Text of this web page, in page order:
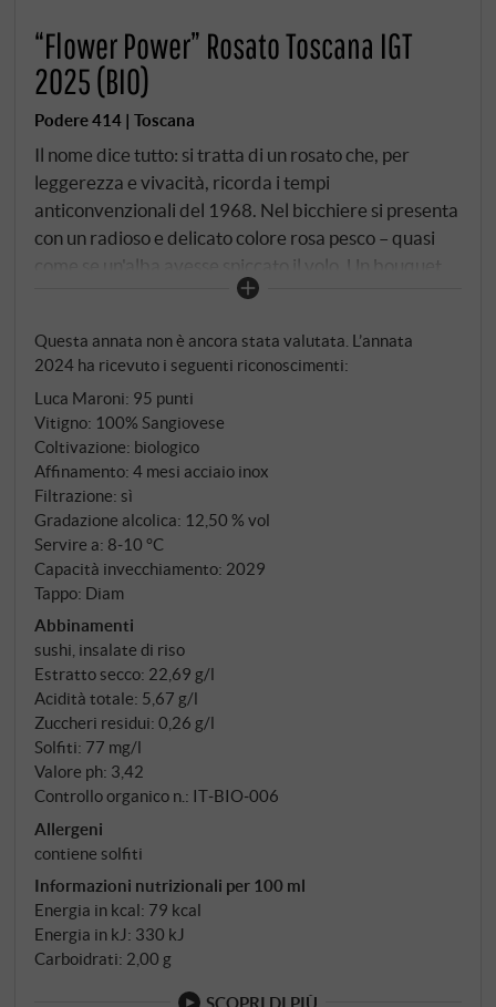
“Flower Power” Rosato Toscana IGT
2025 (BIO)
Podere 414 | Toscana
Il nome dice tutto: si tratta di un rosato che, per
leggerezza e vivacità, ricorda i tempi
anticonvenzionali del 1968. Nel bicchiere si presenta
con un radioso e delicato colore rosa pesco – quasi
come se un'alba avesse spiccato il volo. Un bouquet
floreale di pompelmo, ananas, albicocca e fiori di
rimane danzante e leggero, con un'acidità limpida e
un frutto croccante; note leggermente salate e
un'espressione di ribes rosso completano il quadro.
Non filtrato, diretto, fresco – un contrappunto
rinvigorente alla grigia vita di tutti i giorni. Flower
Power combina il Sangiovese con chiarezza riduttiva,
bevibilità e orecchiabilità – puristico, rosa e pieno di
emozioni. SUPERIORE.DE
Questa annata non è ancora stata valutata. L’annata
2024 ha ricevuto i seguenti riconoscimenti:
Luca Maroni: 95 punti
Vitigno: 100% Sangiovese
Coltivazione: biologico
Affinamento: 4 mesi acciaio inox
Filtrazione: sì
Gradazione alcolica: 12,50 % vol
Servire a: 8‑10 °C
Capacità invecchiamento: 2029
Tappo: Diam
Abbinamenti
sushi, insalate di riso
Estratto secco: 22,69 g/l
Acidità totale: 5,67 g/l
Zuccheri residui: 0,26 g/l
Solfiti: 77 mg/l
Valore ph: 3,42
Controllo organico n.: IT‑BIO‑006
Allergeni
contiene solfiti
Informazioni nutrizionali per 100 ml
Energia in kcal: 79 kcal
Energia in kJ: 330 kJ
Carboidrati: 2,00 g
SCOPRI DI PIÙ